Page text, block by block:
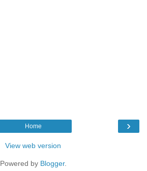
›
Home
View web version
Powered by Blogger.